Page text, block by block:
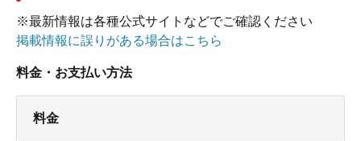
※最新情報は各種公式サイトなどでご確認ください
掲載情報に誤りがある場合はこちら
料金・お支払い方法
料金